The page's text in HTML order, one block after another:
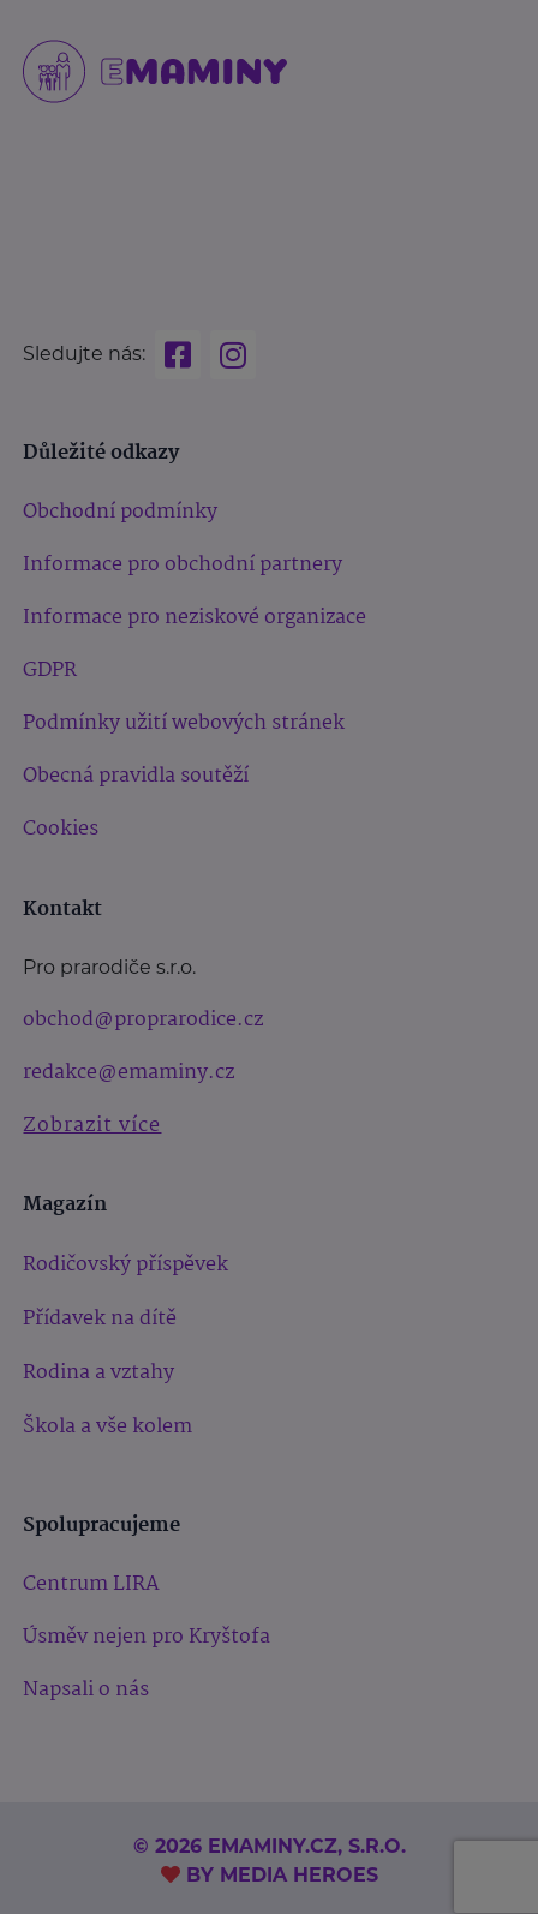
Sledujte nás:
Důležité odkazy
Obchodní podmínky
Informace pro obchodní partnery
Informace pro neziskové organizace
GDPR
Podmínky užití webových stránek
Obecná pravidla soutěží
Cookies
Kontakt
Pro prarodiče s.r.o.
obchod@proprarodice.cz
redakce@emaminy.cz
Zobrazit více
Magazín
Rodičovský příspěvek
Přídavek na dítě
Rodina a vztahy
Škola a vše kolem
Spolupracujeme
Centrum LIRA
Úsměv nejen pro Kryštofa
Napsali o nás
© 2026 EMAMINY.CZ, S.R.O.
BY MEDIA HEROES